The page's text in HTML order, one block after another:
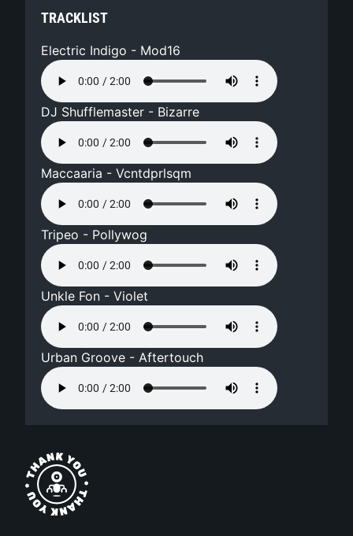
TRACKLIST
Electric Indigo - Mod16
DJ Shufflemaster - Bizarre
Maccaaria - Vcntdprlsqm
Tripeo - Pollywog
Unkle Fon - Violet
Urban Groove - Aftertouch